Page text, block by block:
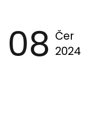
08 Čer
2024